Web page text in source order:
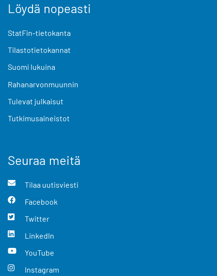
Löydä nopeasti
StatFin-tietokanta
Tilastotietokannat
Suomi lukuina
Rahanarvonmuunnin
Tulevat julkaisut
Tutkimusaineistot
Seuraa meitä
Tilaa uutisviesti
Facebook
Twitter
LinkedIn
YouTube
Instagram